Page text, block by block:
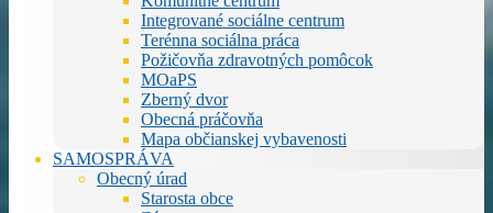
Integrované sociálne centrum
Terénna sociálna práca
Požičovňa zdravotných pomôcok
MOaPS
Zberný dvor
Obecná práčovňa
Mapa občianskej vybavenosti
SAMOSPRÁVA
Obecný úrad
Starosta obce